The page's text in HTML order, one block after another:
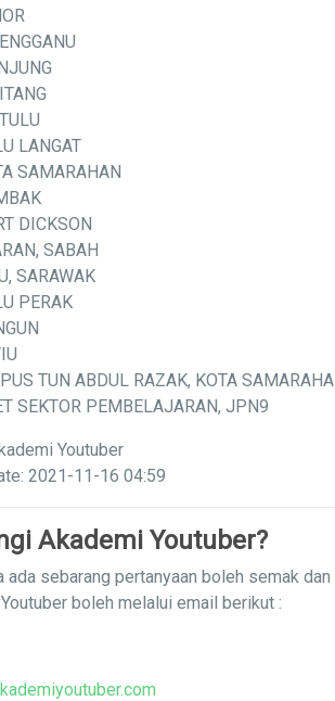
LANGAT
SAMARAHAN
DICKSON
SABAH
SARAWAK
PERAK
TUN ABDUL RAZAK, KOTA
SEKTOR PEMBELAJARAN, JPN9
Youtuber
2021-11-16 04:59
Akademi Youtuber?
ada sebarang pertanyaan boleh semak dan
boleh melalui email berikut :